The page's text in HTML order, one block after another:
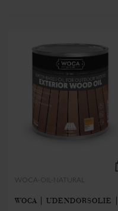
WOCA-OIL-NATURAL
WOCA | UDENDØRSOLIE |